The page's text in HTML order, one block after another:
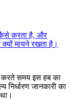
कैसे करता है, और
क्यों मायने रखता है।
करते समय इस हब का
जानकारी का